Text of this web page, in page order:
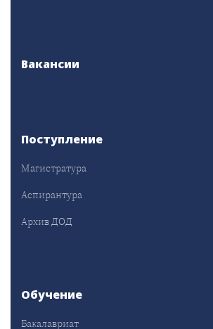
Вакансии
Поступление
Магистратура
Аспирантура
Архив ДОД
Обучение
Бакалавриат